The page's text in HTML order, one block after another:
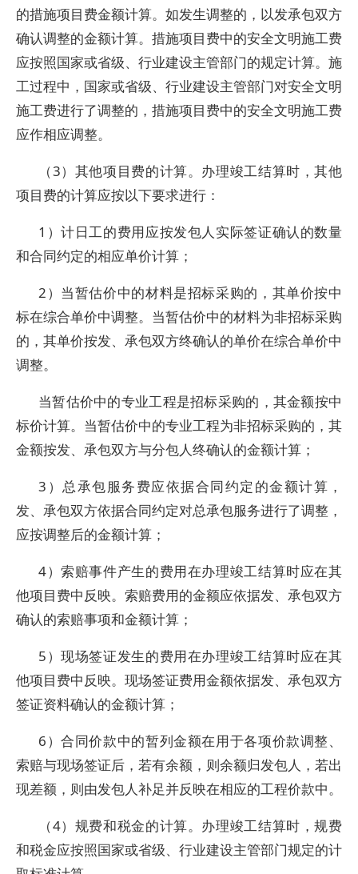
的措施项目费金额计算。如发生调整的，以发承包双方
确认调整的金额计算。措施项目费中的安全文明施工费
应按照国家或省级、行业建设主管部门的规定计算。施
工过程中，国家或省级、行业建设主管部门对安全文明
施工费进行了调整的，措施项目费中的安全文明施工费
应作相应调整。
（3）其他项目费的计算。办理竣工结算时，其他
项目费的计算应按以下要求进行：
1）计日工的费用应按发包人实际签证确认的数量
和合同约定的相应单价计算；
2）当暂估价中的材料是招标采购的，其单价按中
标在综合单价中调整。当暂估价中的材料为非招标采购
的，其单价按发、承包双方终确认的单价在综合单价中
调整。
当暂估价中的专业工程是招标采购的，其金额按中
标价计算。当暂估价中的专业工程为非招标采购的，其
金额按发、承包双方与分包人终确认的金额计算；
3）总承包服务费应依据合同约定的金额计算，
发、承包双方依据合同约定对总承包服务进行了调整，
应按调整后的金额计算；
4）索赔事件产生的费用在办理竣工结算时应在其
他项目费中反映。索赔费用的金额应依据发、承包双方
确认的索赔事项和金额计算；
5）现场签证发生的费用在办理竣工结算时应在其
他项目费中反映。现场签证费用金额依据发、承包双方
签证资料确认的金额计算；
6）合同价款中的暂列金额在用于各项价款调整、
索赔与现场签证后，若有余额，则余额归发包人，若出
现差额，则由发包人补足并反映在相应的工程价款中。
（4）规费和税金的计算。办理竣工结算时，规费
和税金应按照国家或省级、行业建设主管部门规定的计